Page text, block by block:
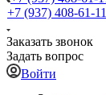
+7 (937) 408-61-11
Заказать звонок
Задать вопрос
Войти